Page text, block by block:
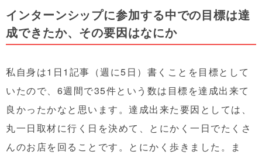
インターンシップに参加する中での目標は達
成できたか、その要因はなにか
私自身は1日1記事（週に5日）書くことを目標として
いたので、6週間で35件という数は目標を達成出来て
良かったかなと思います。達成出来た要因としては、
丸一日取材に行く日を決めて、とにかく一日でたくさ
んのお店を回ることです。とにかく歩きました。ま